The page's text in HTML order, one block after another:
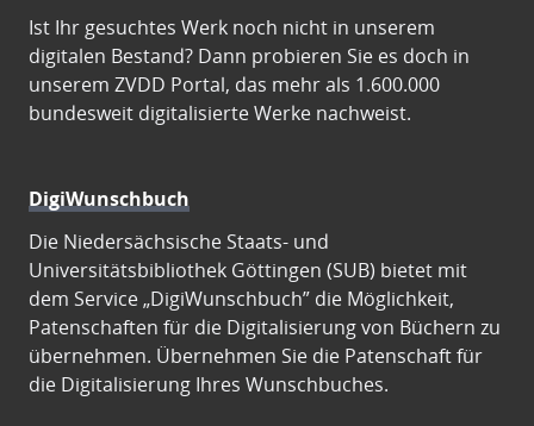
Ist Ihr gesuchtes Werk noch nicht in unserem
digitalen Bestand? Dann probieren Sie es doch in
unserem ZVDD Portal, das mehr als 1.600.000
bundesweit digitalisierte Werke nachweist.
DigiWunschbuch
Die Niedersächsische Staats- und
Universitätsbibliothek Göttingen (SUB) bietet mit
dem Service „DigiWunschbuch” die Möglichkeit,
Patenschaften für die Digitalisierung von Büchern zu
übernehmen. Übernehmen Sie die Patenschaft für
die Digitalisierung Ihres Wunschbuches.